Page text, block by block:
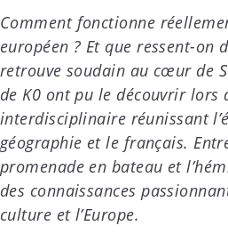
tComment fonctionne
européen ? Et que ressent-on
retrouve soudain au cœur de
de K0 ont pu le découvrir lors
interdisciplinaire réunissant
géographie et le français.
promenade en bateau et
des connaissances
culture et l’Europe.